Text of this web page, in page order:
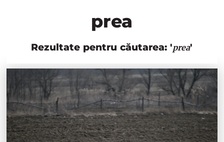
prea
Rezultate pentru căutarea: 'prea'